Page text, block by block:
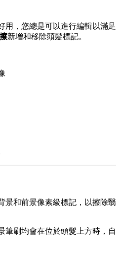
用，您總是可以進行編輯以滿足
新增和移除頭髮標記。
景和前景像素級標記，以擦除翳
筆刷均會在位於頭髮上方時，自